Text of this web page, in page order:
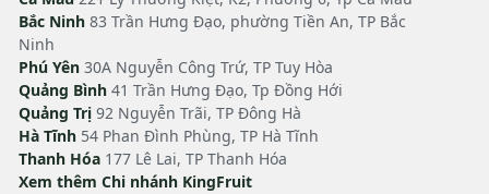
Bắc Ninh 83 Trần Hưng Đạo, phường Tiền An, TP Bắc
Ninh
Phú Yên 30A Nguyễn Công Trứ, TP Tuy Hòa
Quảng Bình 41 Trần Hưng Đạo, Tp Đồng Hới
Quảng Trị 92 Nguyễn Trãi, TP Đông Hà
Hà Tĩnh 54 Phan Đình Phùng, TP Hà Tĩnh
Thanh Hóa 177 Lê Lai, TP Thanh Hóa
Xem thêm Chi nhánh KingFruit